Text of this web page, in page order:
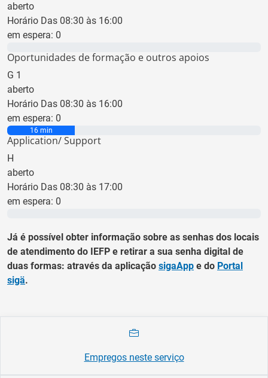
aberto
Horário Das 08:30 às 16:00
em espera: 0
Oportunidades de formação e outros apoios
G 1
aberto
Horário Das 08:30 às 16:00
em espera: 0
16 min
Application/ Support
H
aberto
Horário Das 08:30 às 17:00
em espera: 0
Já é possível obter informação sobre as senhas dos locais
de atendimento do IEFP e retirar a sua senha digital de
duas formas: através da aplicação sigaApp e do Portal
sigä.
Empregos neste serviço